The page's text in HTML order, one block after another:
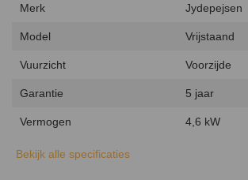
Merk Jydepejsen
Model Vrijstaand
Vuurzicht Voorzijde
Garantie 5 jaar
Vermogen 4,6 kW
Minimaal vermogen
Bekijk alle specificaties